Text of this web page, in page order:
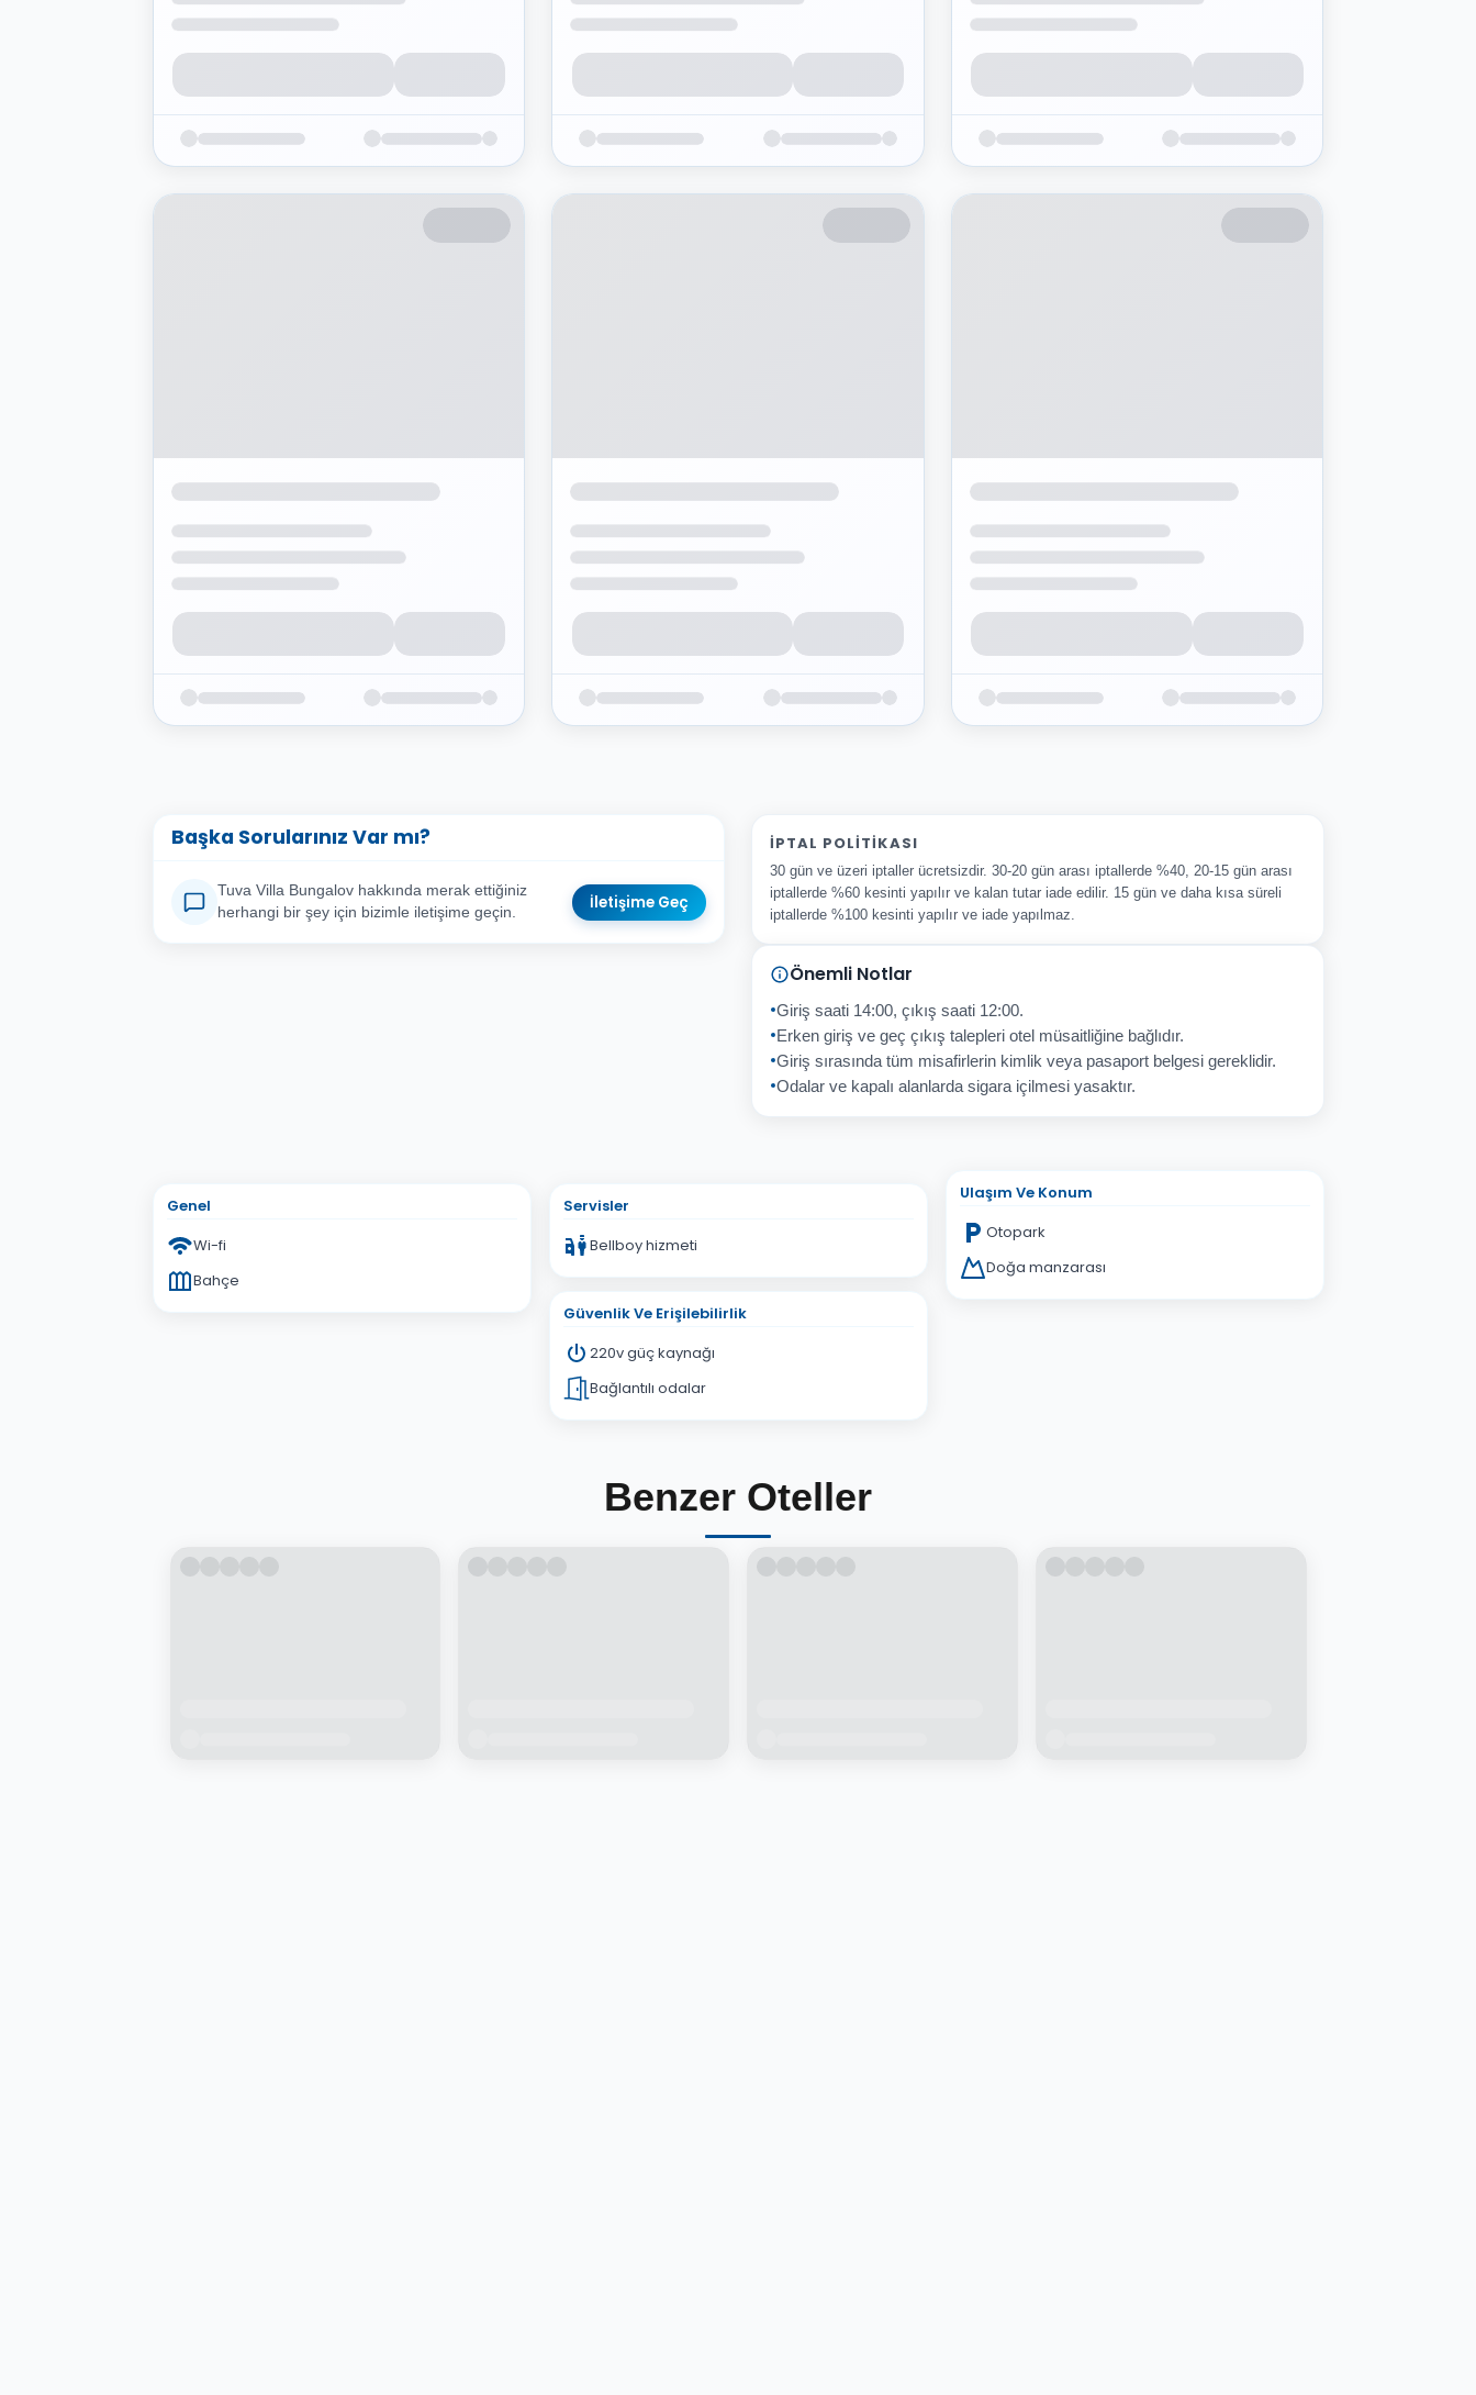
Başka Sorularınız Var mı?
Tuva Villa Bungalov hakkında merak ettiğiniz
herhangi bir şey için bizimle iletişime geçin.
İletişime Geç
İPTAL POLITIKASI
30 gün ve üzeri iptaller ücretsizdir. 30-20 gün arası iptallerde %40, 20-15 gün arası
iptallerde %60 kesinti yapılır ve kalan tutar iade edilir. 15 gün ve daha kısa süreli
iptallerde %100 kesinti yapılır ve iade yapılmaz.
Önemli Notlar
Giriş saati 14:00, çıkış saati 12:00.
Erken giriş ve geç çıkış talepleri otel müsaitliğine bağlıdır.
Giriş sırasında tüm misafirlerin kimlik veya pasaport belgesi gereklidir.
Odalar ve kapalı alanlarda sigara içilmesi yasaktır.
Genel
Wi-fi
Bahçe
Servisler
Bellboy hizmeti
Güvenlik Ve Erişilebilirlik
220v güç kaynağı
Bağlantılı odalar
Ulaşım Ve Konum
Otopark
Doğa manzarası
Benzer Oteller